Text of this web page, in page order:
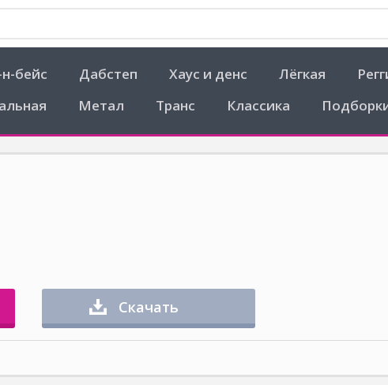
бейс Дабстеп Хаус и денс Лёгкая
Метал Транс Классика
Скачать